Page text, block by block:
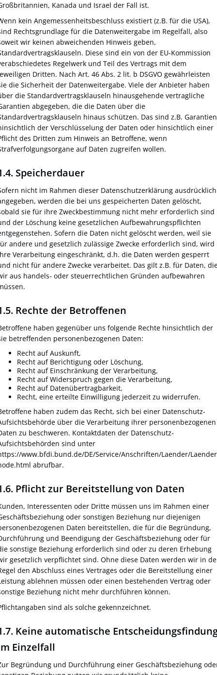
Kanada und Israel der Fall ist.
kein Angemessenheitsbeschluss existiert (z.B. für die USA),
Rechtsgrundlage für die Datenweitergabe im Regelfall, also
wir keinen abweichenden Hinweis geben,
Diese sind ein von der EU-Kommission
Regelwerk und Teil des Vertrags mit dem
Dritten. Nach Art. 46 Abs. 2 lit. b DSGVO gewährleisten
die Sicherheit der Datenweitergabe. Viele der Anbieter haben
die Standardvertragsklauseln hinausgehende vertragliche
abgegeben, die die Daten über die
hinaus schützen. Das sind z.B. Garantien
der Verschlüsselung der Daten oder hinsichtlich einer
des Dritten zum Hinweis an Betroffene, wenn
auf Daten zugreifen wollen.
Speicherdauer
nicht im Rahmen dieser Datenschutzerklärung ausdrücklich
werden die bei uns gespeicherten Daten gelöscht,
sie für ihre Zweckbestimmung nicht mehr erforderlich sind
der Löschung keine gesetzlichen Aufbewahrungspflichten
Sofern die Daten nicht gelöscht werden, weil sie
andere und gesetzlich zulässige Zwecke erforderlich sind, wird
Verarbeitung eingeschränkt, d.h. die Daten werden gesperrt
nicht für andere Zwecke verarbeitet. Das gilt z.B. für Daten,
aus handels- oder steuerrechtlichen Gründen aufbewahren
Rechte der Betroffenen
haben gegenüber uns folgende Rechte hinsichtlich der
betreffenden personenbezogenen Daten:
Recht auf Auskunft,
Recht auf Berichtigung oder Löschung,
Recht auf Einschränkung der Verarbeitung,
Recht auf Widerspruch gegen die Verarbeitung,
Recht auf Datenübertragbarkeit,
Recht, eine erteilte Einwilligung jederzeit zu widerrufen.
haben zudem das Recht, sich bei einer Datenschutz-
über die Verarbeitung ihrer personenbezogenen
zu beschweren. Kontaktdaten der Datenschutz-
sind unter
www.bfdi.bund.de/DE/Service/Anschriften/Laender/
abrufbar.
Pflicht zur Bereitstellung von Daten
Interessenten oder Dritte müssen uns im Rahmen einer
oder sonstigen Beziehung nur diejenigen
Daten bereitstellen, die für die Begründung,
und Beendigung der Geschäftsbeziehung oder für
sonstige Beziehung erforderlich sind oder zu deren Erhebung
gesetzlich verpflichtet sind. Ohne diese Daten werden wir in
den Abschluss eines Vertrages oder die Bereitstellung einer
ablehnen müssen oder einen bestehenden Vertrag oder
Beziehung nicht mehr durchführen können.
sind als solche gekennzeichnet.
Keine automatische
Einzelfall
Begründung und Durchführung einer Geschäftsbeziehung